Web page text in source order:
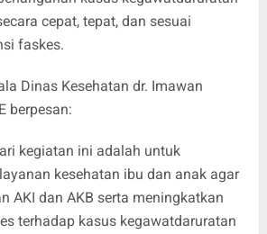
cepat, tepat, dan sesuai
faskes.
Dinas Kesehatan dr. Imawan
berpesan:
kegiatan ini adalah untuk
kesehatan ibu dan anak agar
AKI dan AKB serta meningkatkan
terhadap kasus kegawatdaruratan